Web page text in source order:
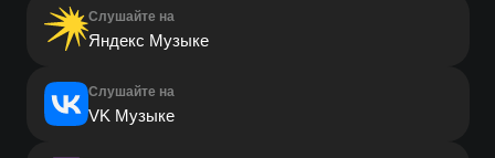
Слушайте на
Яндекс Музыке
Слушайте на
VK Музыке